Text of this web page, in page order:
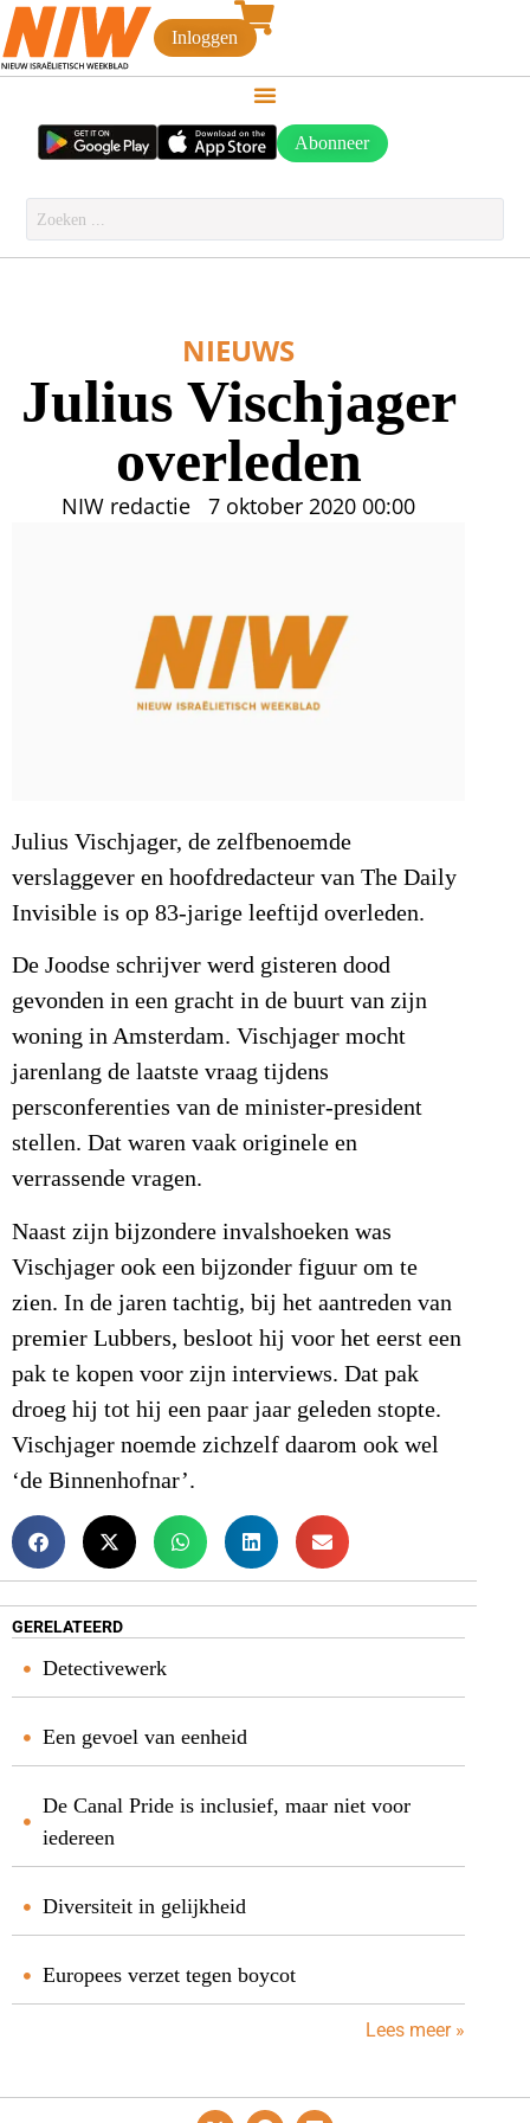
Inloggen
Abonneer
NIEUWS
Julius Vischjager
overleden
NIW redactie 7 oktober 2020 00:00
Julius Vischjager, de zelfbenoemde
verslaggever en hoofdredacteur van The Daily
Invisible is op 83-jarige leeftijd overleden.
De Joodse schrijver werd gisteren dood
gevonden in een gracht in de buurt van zijn
woning in Amsterdam. Vischjager mocht
jarenlang de laatste vraag tijdens
persconferenties van de minister-president
stellen. Dat waren vaak originele en
verrassende vragen.
Naast zijn bijzondere invalshoeken was
Vischjager ook een bijzonder figuur om te
zien. In de jaren tachtig, bij het aantreden van
premier Lubbers, besloot hij voor het eerst een
pak te kopen voor zijn interviews. Dat pak
droeg hij tot hij een paar jaar geleden stopte.
Vischjager noemde zichzelf daarom ook wel
‘de Binnenhofnar’.
GERELATEERD
Detectivewerk
Een gevoel van eenheid
De Canal Pride is inclusief, maar niet voor
iedereen
Diversiteit in gelijkheid
Europees verzet tegen boycot
Lees meer »